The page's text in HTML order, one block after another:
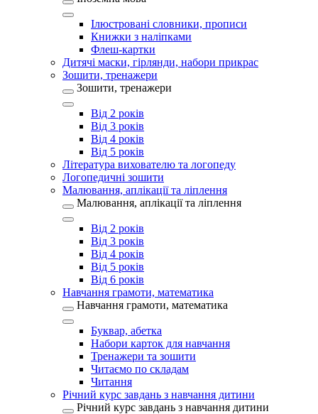
Ілюстровані словники, прописи
Книжки з наліпками
Флеш-картки
Дитячі маски, гірлянди, набори прикрас
Зошити, тренажери
Зошити, тренажери
Від 2 років
Від 3 років
Від 4 років
Від 5 років
Література вихователю та логопеду
Логопедичні зошити
Малювання, аплікації та ліплення
Малювання, аплікації та ліплення
Від 2 років
Від 3 років
Від 4 років
Від 5 років
Від 6 років
Навчання грамоти, математика
Навчання грамоти, математика
Буквар, абетка
Набори карток для навчання
Тренажери та зошити
Читаємо по складам
Читання
Річний курс завдань з навчання дитини
Річний курс завдань з навчання дитини